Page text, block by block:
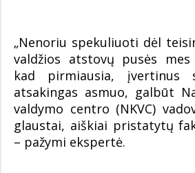
„Nenoriu spekuliuoti dėl
valdžios atstovų pusės
kad pirmiausia, įvertinus
atsakingas asmuo, galbūt
valdymo centro (NKVC)
glaustai, aiškiai pristatytų
– pažymi ekspertė.